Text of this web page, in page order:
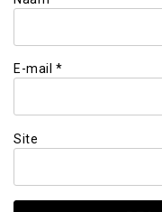
E-mail *
Site